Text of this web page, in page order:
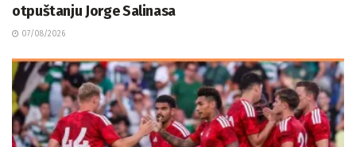
otpuštanju Jorge Salinasa
07/08/2026